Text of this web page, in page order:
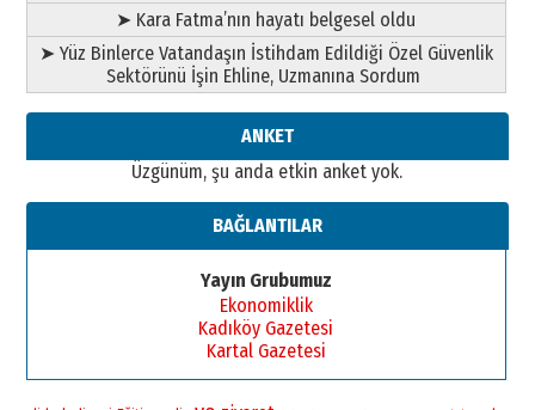
Ahmet Gökhan YAZICI
Ahmed Yesevi’den bir Alperen…
”Reisimiz” idi… Hakka yürüdü.!
26 Mart 2026 Perşembe
gönül adamı Faruk Terzioğlu!
Başkan Sekmen’den Erzurum’a
bir vizyon proje daha!
02 Ağustos 2026 Pazar
➤ Kara Fatma’nın hayatı belgesel oldu
➤ Yüz Binlerce Vatandaşın İstihdam Edildiği Özel Güvenlik
Sektörünü İşin Ehline, Uzmanına Sordum
ANKET
Üzgünüm, şu anda etkin anket yok.
BAĞLANTILAR
Yayın Grubumuz
Ekonomiklik
Kadıköy Gazetesi
Kartal Gazetesi